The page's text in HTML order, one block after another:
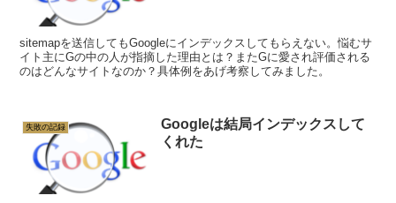
sitemapを送信してもGoogleにインデックスしてもらえない。悩むサ
イト主にGの中の人が指摘した理由とは？またGに愛され評価される
のはどんなサイトなのか？具体例をあげ考察してみました。
失敗の記録
Googleは結局インデックスして
くれた